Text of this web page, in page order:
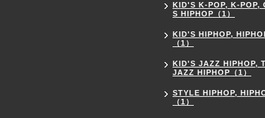
KID'S K-POP, K-POP,
S HIPHOP（1）
KID'S HIPHOP,
（1）
KID'S JAZZ HIPHOP,
JAZZ HIPHOP（1）
STYLE HIPHOP,
（1）